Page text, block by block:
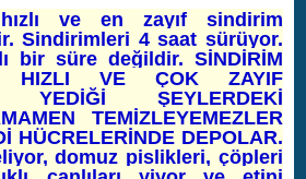
ve en zayıf sindirim
Sindirimleri 4 saat sürüyor.
bir süre değildir. SİNDİRİM
HIZLI VE ÇOK ZAYIF
YEDİĞİ ŞEYLERDEKİ
TEMİZLEYEMEZLER
HÜCRELERİNDE DEPOLAR.
domuz pislikleri, çöpleri